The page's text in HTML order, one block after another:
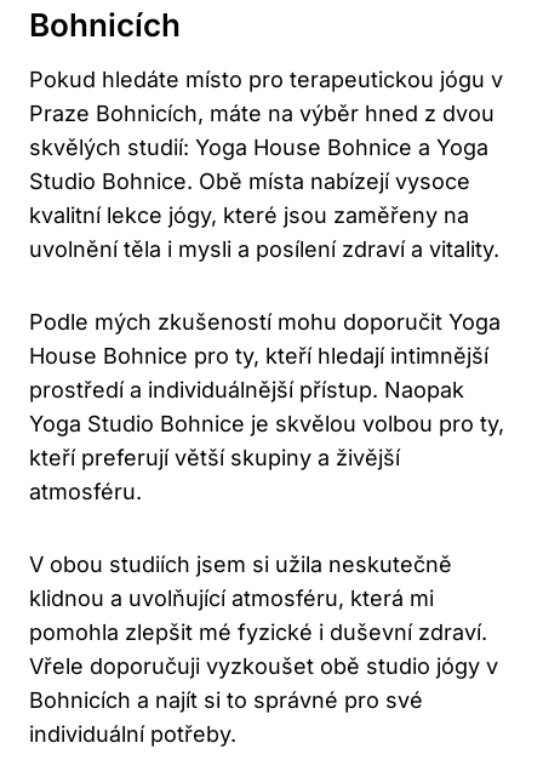
Bohnicích
Pokud hledáte místo pro terapeutickou jógu v
Praze Bohnicích, máte na výběr hned z dvou
skvělých studií: Yoga House Bohnice a Yoga
Studio Bohnice. Obě místa nabízejí vysoce
kvalitní lekce jógy, které jsou zaměřeny na
uvolnění těla i mysli a posílení zdraví a vitality.
Podle mých zkušeností mohu doporučit Yoga
House Bohnice pro ty, kteří hledají intimnější
prostředí a individuálnější přístup. Naopak
Yoga Studio Bohnice je skvělou volbou pro ty,
kteří preferují větší skupiny a živější
atmosféru.
V obou studiích jsem si užila neskutečně
klidnou a uvolňující atmosféru, která mi
pomohla zlepšit mé fyzické i duševní zdraví.
Vřele doporučuji vyzkoušet obě studio jógy v
Bohnicích a najít si to správné pro své
individuální potřeby.